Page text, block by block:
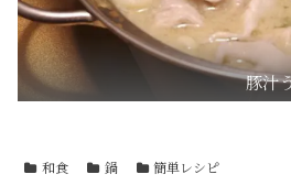
豚汁
和食 鍋 簡単レシピ